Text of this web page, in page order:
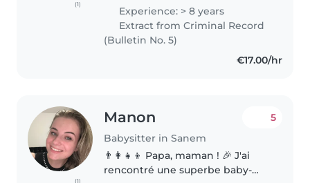
(1)
currently living in Luxembourg. I
have 8 years experience..
Experience: > 8 years
Extract from Criminal Record
(Bulletin No. 5)
€17.00/hr
(1)
Manon
Babysitter in Sanem
5
👨👩👧👦 Papa, maman ! 🎉 J'ai
rencontré une superbe baby-